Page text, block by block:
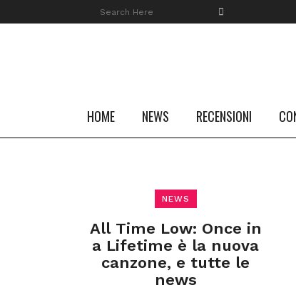
HOME NEWS RECENSIONI
NEWS
All Time Low: Once in
a Lifetime è la nuova
canzone, e tutte le
news